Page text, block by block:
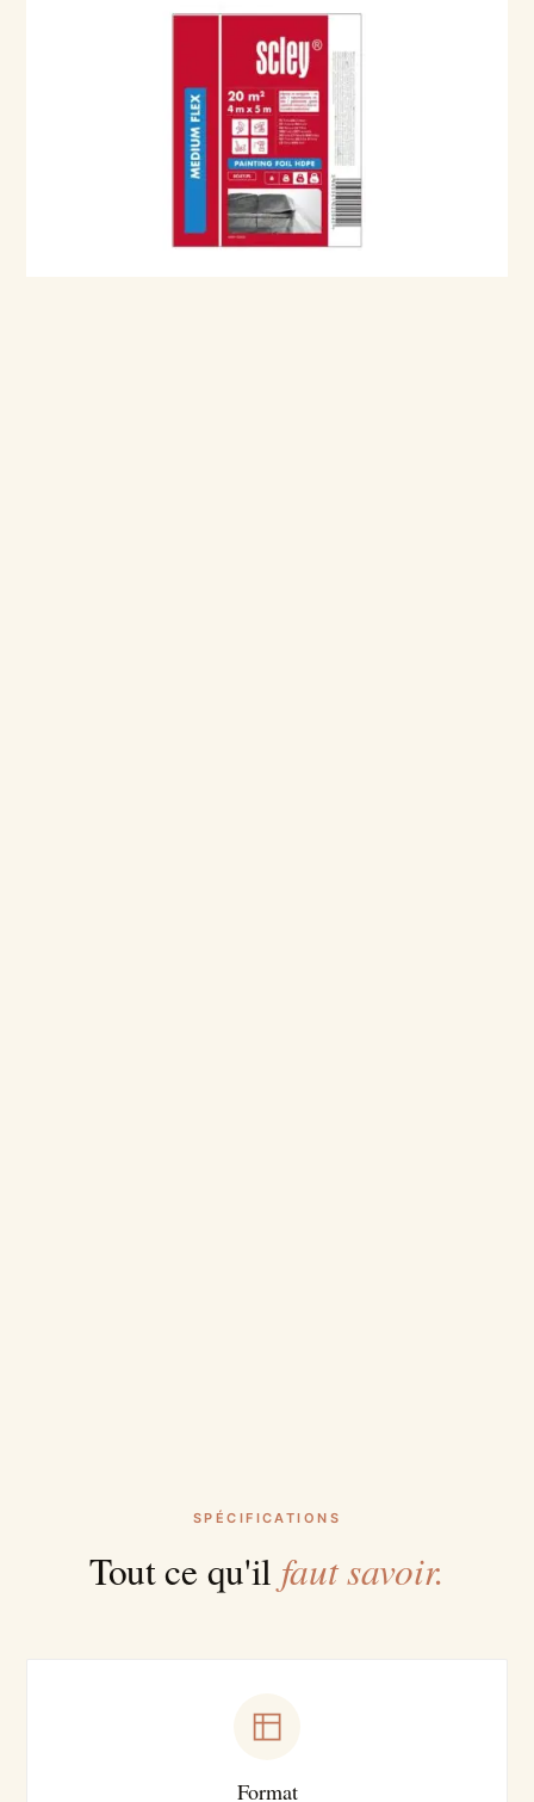
SPÉCIFICATIONS
Tout ce qu'il faut savoir.
Format